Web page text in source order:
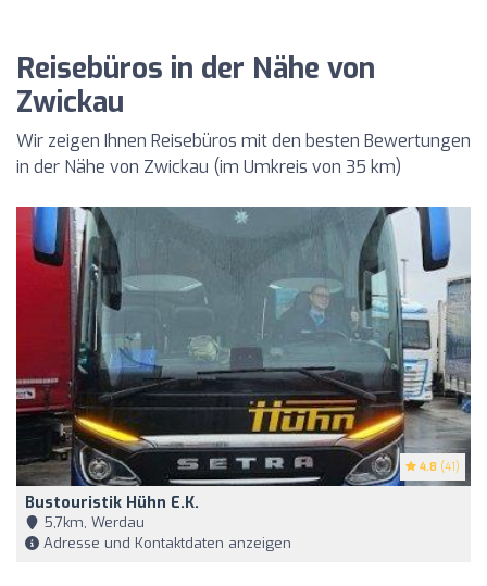
Reisebüros in der Nähe von
Zwickau
Wir zeigen Ihnen Reisebüros mit den besten Bewertungen
in der Nähe von Zwickau (im Umkreis von 35 km)
4.8 (41)
Bustouristik Hühn E.K.
5,7km, Werdau
Adresse und Kontaktdaten anzeigen